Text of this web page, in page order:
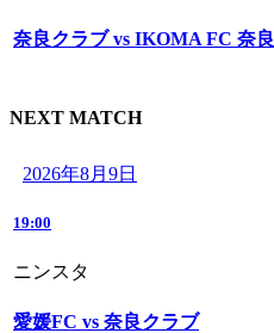
奈良クラブ vs IKOMA FC 奈良
NEXT MATCH
2026年8月9日
19:00
ニンスタ
愛媛FC vs 奈良クラブ